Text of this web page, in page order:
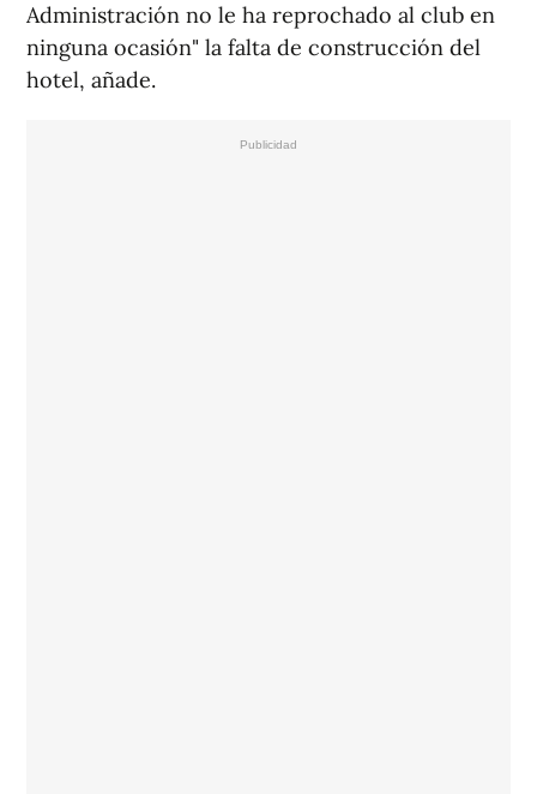
Administración no le ha reprochado al club en
ninguna ocasión" la falta de construcción del
hotel, añade.